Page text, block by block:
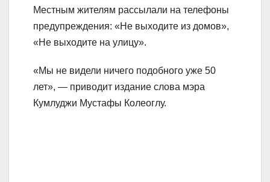
Местным жителям рассылали на телефоны
предупреждения: «Не выходите из домов»,
«Не выходите на улицу».
«Мы не видели ничего подобного уже 50
лет», — приводит издание слова мэра
Кумлуджи Мустафы Колеоглу.